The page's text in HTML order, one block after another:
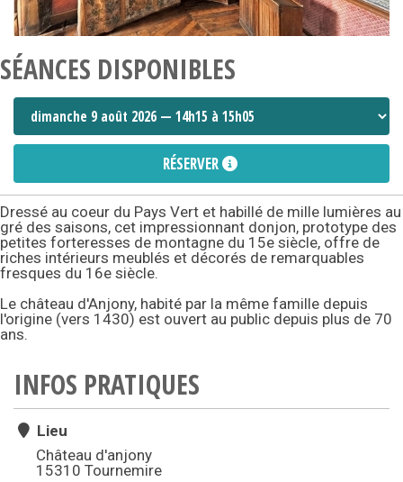
SÉANCES DISPONIBLES
RÉSERVER
Dressé au coeur du Pays Vert et habillé de mille lumières au
gré des saisons, cet impressionnant donjon, prototype des
petites forteresses de montagne du 15e siècle, offre de
riches intérieurs meublés et décorés de remarquables
fresques du 16e siècle.
Le château d'Anjony, habité par la même famille depuis
l'origine (vers 1430) est ouvert au public depuis plus de 70
ans.
INFOS PRATIQUES
Lieu
Château d'anjony
15310 Tournemire